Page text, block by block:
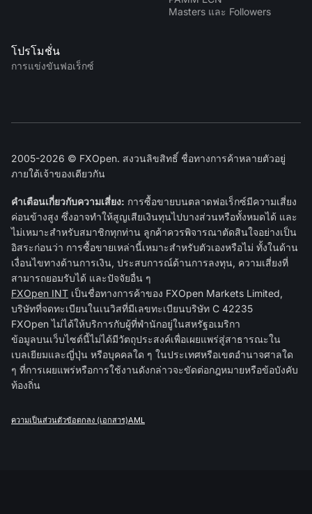
Masters และ Followers
โปรโมชั่น
การแข่งขันฟอเร็กซ์
2005-2026 © FXOpen. สงวนลิขสิทธิ์ ชื่อทางการค้าหลายตัวอยู่
ภายใต้เจ้าของเดียวกัน
คำเตือนเกี่ยวกับความเสี่ยง: การซื้อขายบนตลาดฟอเร็กซ์มีความเสี่ยง
ค่อนข้างสูง ซึ่งอาจทำให้สูญเสียเงินทุนไปบางส่วนหรือทั้งหมดได้ และ
ไม่เหมาะสำหรับสมาชิกทุกท่าน ลูกค้าควรพิจารณาตัดสินใจอย่างเป็น
อิสระก่อนว่า การซื้อขายเหล่านี้เหมาะสำหรับตัวเองหรือไม่ ทั้งในด้าน
เงื่อนไขทางด้านการเงิน, ประสบการณ์ด้านการลงทุน, ความเสี่ยงที่
สามารถยอมรับได้ และปัจจัยอื่น ๆ
FXOpen INT เป็นชื่อทางการค้าของ FXOpen Markets Limited,
บริษัทที่จดทะเบียนในเนวิสที่มีเลขทะเบียนบริษัท C 42235
FXOpen ไม่ได้ให้บริการกับผู้ที่พำนักอยู่ในสหรัฐอเมริกา
ข้อมูลบนเว็บไซต์นี้ไม่ได้มีวัตถุประสงค์เพื่อเผยแพร่สู่สาธารณะใน
เบลเยียมและญี่ปุ่น หรือบุคคลใด ๆ ในประเทศหรือเขตอำนาจศาลใด
ๆ ที่การเผยแพร่หรือการใช้งานดังกล่าวจะขัดต่อกฎหมายหรือข้อบังคับ
ท้องถิ่น
ความเป็นส่วนตัวข้อตกลง (เอกสาร)AML